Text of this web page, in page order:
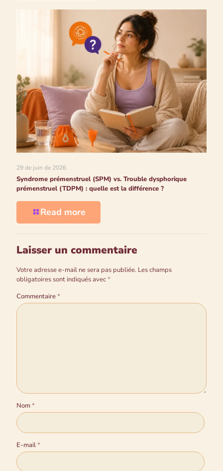
29 de juin de 2026
Syndrome prémenstruel (SPM) vs. Trouble dysphorique
prémenstruel (TDPM) : quelle est la différence ?
Read more
Laisser un commentaire
Votre adresse e-mail ne sera pas publiée. Les champs
obligatoires sont indiqués avec*
Commentaire*
Nom*
E-mail*